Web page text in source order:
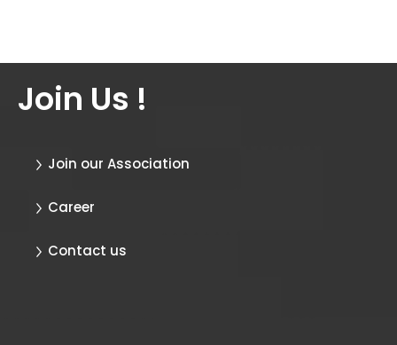
Join Us !
Join our Association
Career
Contact us